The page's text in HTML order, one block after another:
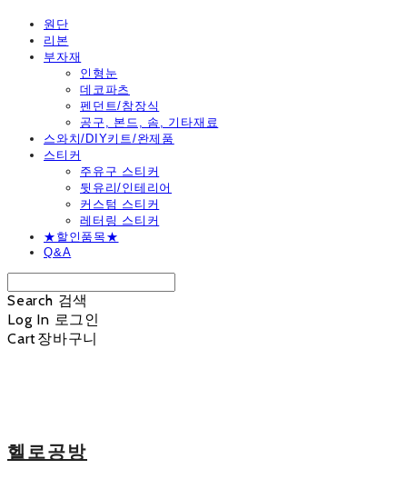
원단
리본
부자재
인형눈
데코파츠
펜던트/참장식
공구, 본드, 솜, 기타재료
스와치/DIY키트/완제품
스티커
주유구 스티커
뒷유리/인테리어
커스텀 스티커
레터링 스티커
★할인품목★
Q&A
Search 검색
Log In 로그인
Cart장바구니
헬로공방